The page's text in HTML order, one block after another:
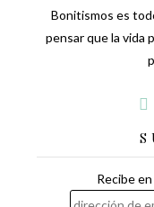
Bonitismos es
pensar que la vida
Recibe